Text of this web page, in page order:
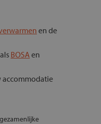
en de
BOSA en
accommodatie